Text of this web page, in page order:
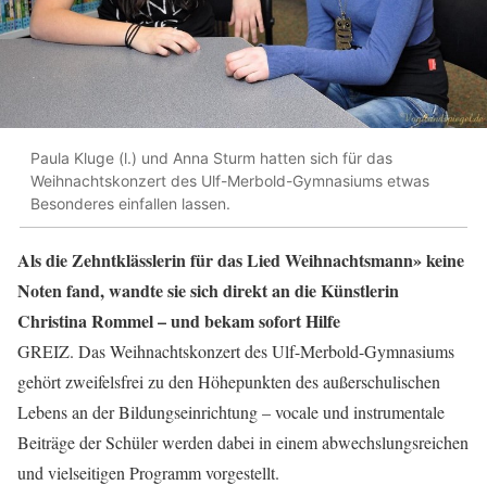
Paula Kluge (l.) und Anna Sturm hatten sich für das
Weihnachtskonzert des Ulf-Merbold-Gymnasiums etwas
Besonderes einfallen lassen.
Als die Zehntklässlerin für das Lied Weihnachtsmann» keine
Noten fand, wandte sie sich direkt an die Künstlerin
Christina Rommel – und bekam sofort Hilfe
GREIZ. Das Weihnachtskonzert des Ulf-Merbold-Gymnasiums
gehört zweifelsfrei zu den Höhepunkten des außerschulischen
Lebens an der Bildungseinrichtung – vocale und instrumentale
Beiträge der Schüler werden dabei in einem abwechslungsreichen
und vielseitigen Programm vorgestellt.